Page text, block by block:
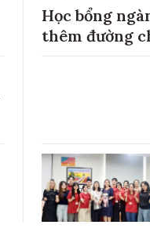
Học bổng
thêm đường